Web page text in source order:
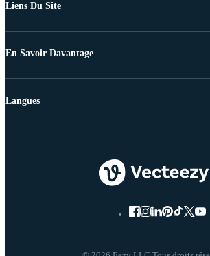
Liens Du Site
En Savoir Davantage
Langues